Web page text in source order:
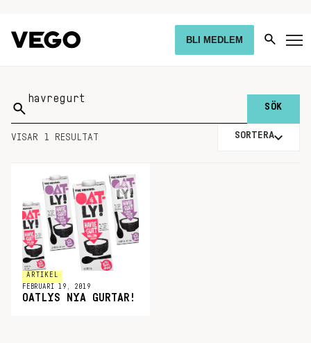
BLI MEDLEM
Sök
på:
VISAR 1 RESULTAT SORTERA
ARTIKEL
FEBRUARI 19, 2019
OATLYS NYA GURTAR!